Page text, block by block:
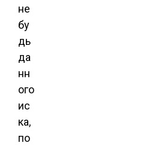
не
бу
дь
да
нн
ого
ис
ка,
по